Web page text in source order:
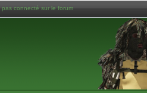
connecté sur le forum